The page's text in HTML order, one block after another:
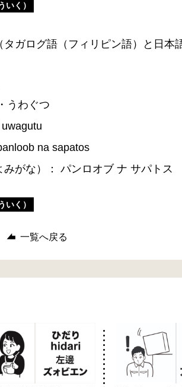
いく）
ガログ語（フィリピン語）と日本
うわぐつ
na sapatos
がな）： パンロオブ ナ サパトス
いく）
一覧へ戻る